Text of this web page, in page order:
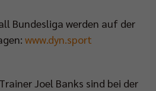
Bundesliga werden auf der
www.dyn.sport
Joel Banks sind bei der